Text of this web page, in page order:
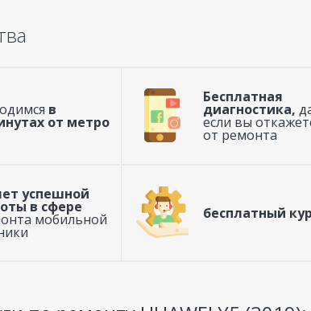
в
от метро
Бесплатная
диагностика,
если вы
от ремонта
успешной
в сфере
мобильной бесплатный